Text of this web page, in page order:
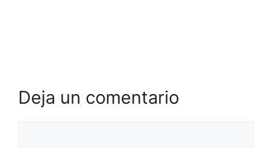
Deja un comentario